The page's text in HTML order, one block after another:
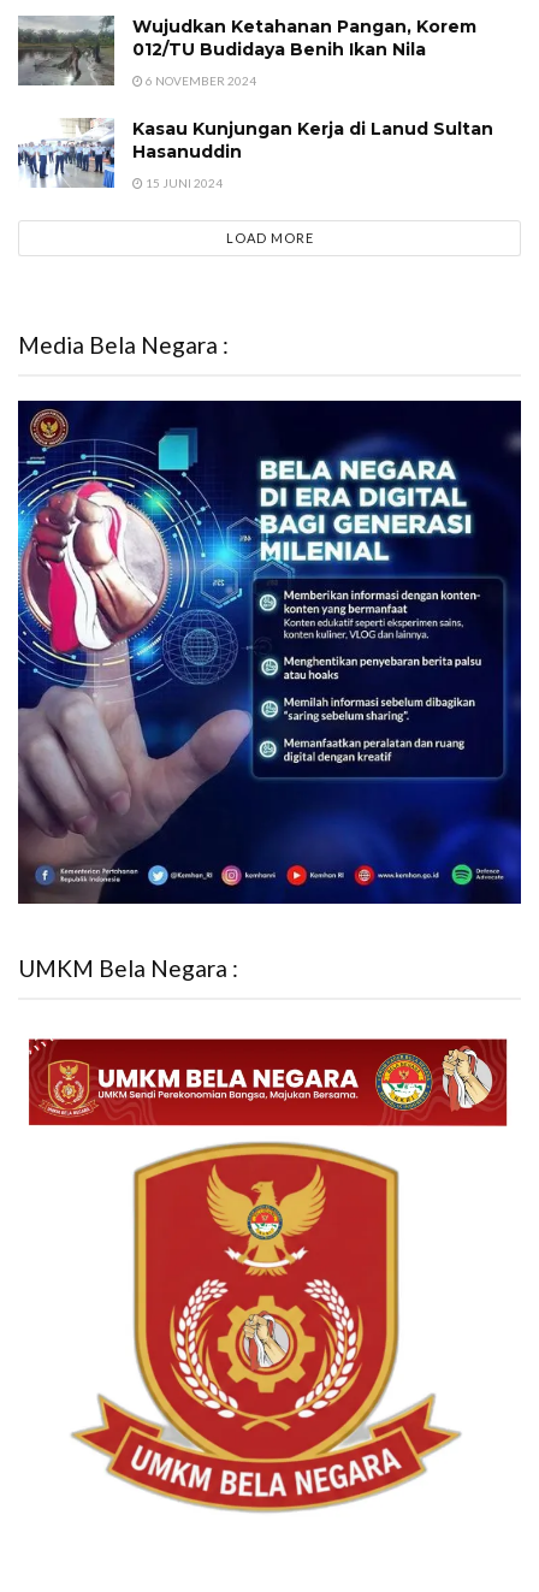
Wujudkan Ketahanan Pangan, Korem
012/TU Budidaya Benih Ikan Nila
6 NOVEMBER 2024
Kasau Kunjungan Kerja di Lanud Sultan
Hasanuddin
15 JUNI 2024
LOAD MORE
Media Bela Negara :
UMKM Bela Negara :